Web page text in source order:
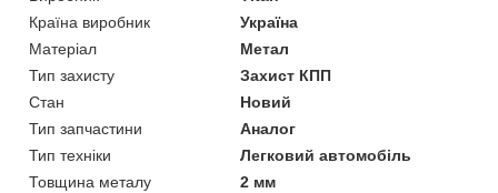
Країна виробник
Україна
Матеріал
Метал
Тип захисту
Захист КПП
Стан
Новий
Тип запчастини
Аналог
Тип техніки
Легковий автомобіль
Товщина металу
2 мм